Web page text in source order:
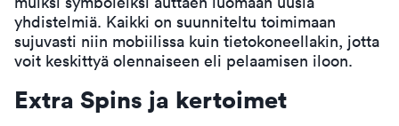
yhdistelmiä. Kaikki on suunniteltu toimimaan
sujuvasti niin mobiilissa kuin tietokoneellakin, jotta
voit keskittyä olennaiseen eli pelaamisen iloon.
Extra Spins ja kertoimet